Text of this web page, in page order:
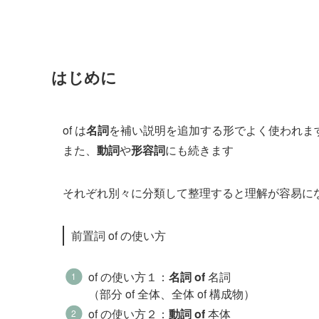
はじめに
of は名詞を補い説明を追加する形でよく使われま
また、 動詞や形容詞にも続きます
それぞれ別々に分類して整理すると理解が容易に
前置詞 of の使い方
of の使い方１： 名詞 of名詞
（部分 of 全体、全体 of 構成物）
of の使い方２： 動詞 of本体